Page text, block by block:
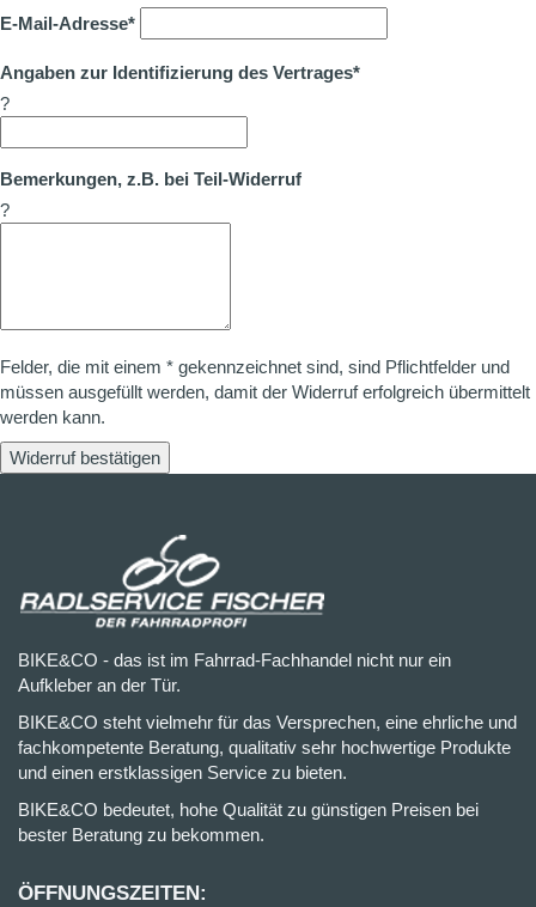
E-Mail-Adresse*
Angaben zur Identifizierung des Vertrages*
?
Bemerkungen, z.B. bei Teil-Widerruf
?
Felder, die mit einem * gekennzeichnet sind, sind Pflichtfelder und
müssen ausgefüllt werden, damit der Widerruf erfolgreich übermittelt
werden kann.
Widerruf bestätigen
BIKE&CO - das ist im Fahrrad-Fachhandel nicht nur ein
Aufkleber an der Tür.
BIKE&CO steht vielmehr für das Versprechen, eine ehrliche und
fachkompetente Beratung, qualitativ sehr hochwertige Produkte
und einen erstklassigen Service zu bieten.
BIKE&CO bedeutet, hohe Qualität zu günstigen Preisen bei
bester Beratung zu bekommen.
ÖFFNUNGSZEITEN: